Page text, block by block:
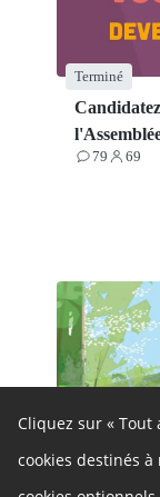
Terminé
79
Contributions
69
Cliquez sur « Tout
cookies destinés à